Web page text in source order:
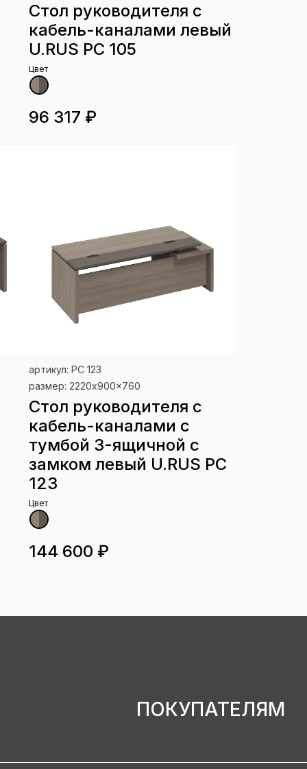
Стол руководителя с
кабель-каналами левый
U.RUS РС 105
Цвет
96 317 ₽
артикул: РС 123
размер: 2220x900x760
Стол руководителя с
кабель-каналами с
тумбой 3-ящичной с
замком левый U.RUS РС
123
Цвет
144 600 ₽
ПОКУПАТЕЛЯМ